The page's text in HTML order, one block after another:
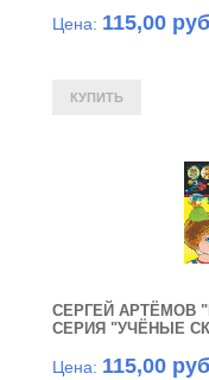
Цена: 115,00
СЕРГЕЙ АРТЁМОВ
СЕРИЯ "УЧЁНЫЕ
Цена: 115,00